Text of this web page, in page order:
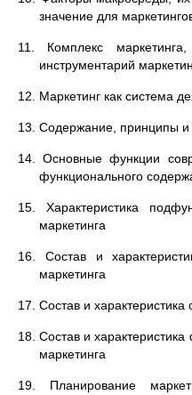
значение для
11. Комплекс
инструментарий
12. Маркетинг как система
13. Содержание, принципы и
14. Основные функции
функционального
15. Характеристика
маркетинга
16. Состав и
маркетинга
17. Состав и
18. Состав и
маркетинга
19. Планирование